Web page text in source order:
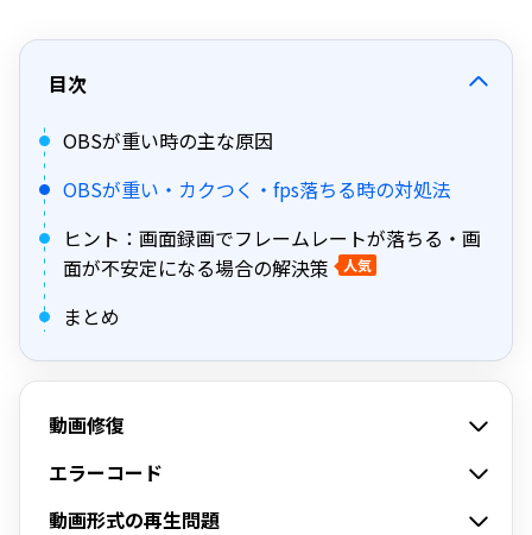
目次
OBSが重い時の主な原因
OBSが重い・カクつく・fps落ちる時の対処法
ヒント：画面録画でフレームレートが落ちる・画
面が不安定になる場合の解決策
人気
まとめ
動画修復
エラーコード
動画形式の再生問題